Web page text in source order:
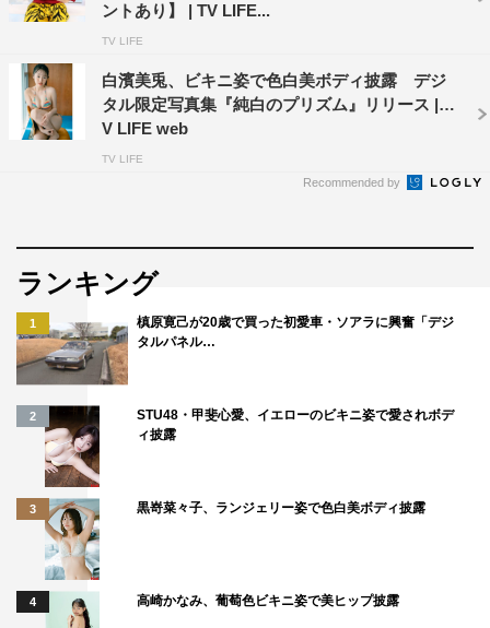
ントあり】 | TV LIFE...
TV LIFE
白濱美兎、ビキニ姿で色白美ボディ披露 デジ
タル限定写真集『純白のプリズム』リリース | T
V LIFE web
TV LIFE
Recommended by
ランキング
1
槙原寛己が20歳で買った初愛車・ソアラに興奮「デジ
タルパネル…
2
STU48・甲斐心愛、イエローのビキニ姿で愛されボデ
ィ披露
3 黒嵜菜々子、ランジェリー姿で色白美ボディ披露
4 高崎かなみ、葡萄色ビキニ姿で美ヒップ披露